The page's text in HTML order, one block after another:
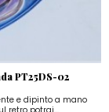
PT25DS-02
e dipinto a mano